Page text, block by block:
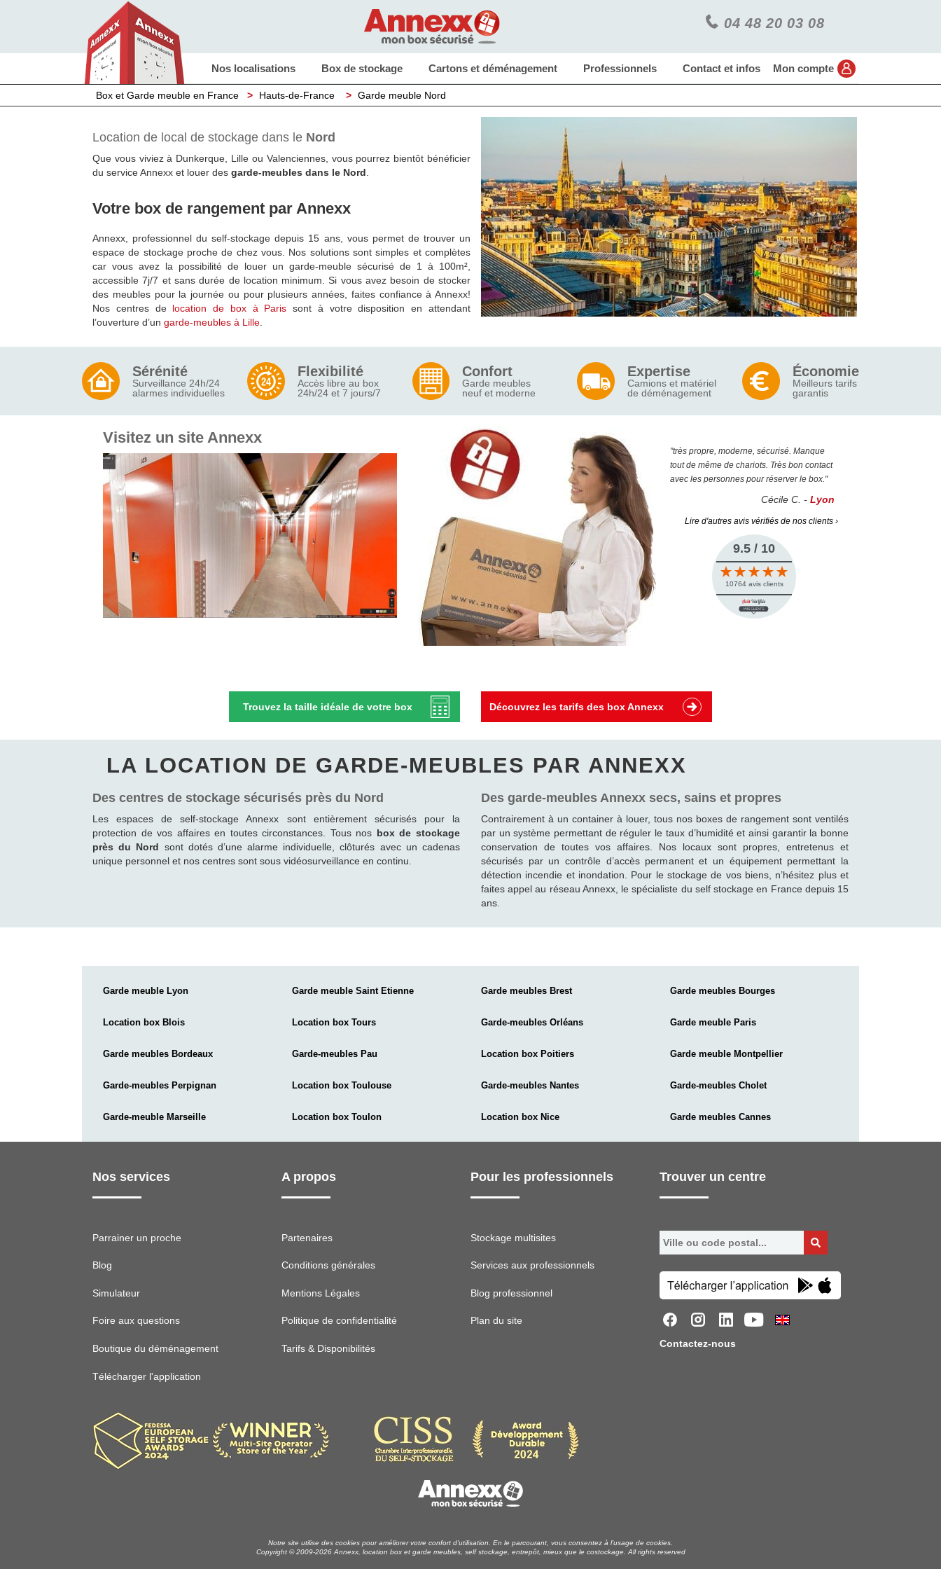
04 48 20 03 08
Nos localisations Box de stockage Cartons et déménagement Professionnels Contact et infos Mon compte
Box et Garde meuble en France > Hauts-de-France > Garde meuble Nord
Location de local de stockage dans le Nord
Que vous viviez à Dunkerque, Lille ou Valenciennes, vous pourrez bientôt bénéficier
du service Annexx et louer des garde-meubles dans le Nord
Votre box de rangement par Annexx
Annexx, professionnel du self-stockage depuis 15 ans, vous permet de trouver un
espace de stockage proche de chez vous. Nos solutions sont simples et complètes
car vous avez la possibilité de louer un garde-meuble sécurisé de 1 à 100m²,
accessible 7j/7 et sans durée de location minimum. Si vous avez besoin de stocker
des meubles pour la journée ou pour plusieurs années, faites confiance à Annexx!
Nos centres de location de box à Paris sont à votre disposition en attendant
l’ouverture d’un garde-meubles à Lille
Sérénité
Surveillance 24h/24
alarmes individuelles
Flexibilité
Accès libre au box
24h/24 et 7 jours/7
Confort
Garde meubles
neuf et moderne
Expertise
Camions et matériel
de déménagement
Économie
Meilleurs tarifs
garantis
Visitez un site Annexx
"très propre, moderne, sécurisé. Manque
tout de même de chariots. Très bon contact
avec les personnes pour réserver le box."
Cécile C. - Lyon
Lire d'autres avis vérifiés de nos clients ›
9.5 / 10
10764 avis clients
Trouvez la taille idéale de votre box Découvrez les tarifs des box Annexx
LA LOCATION DE GARDE-MEUBLES PAR ANNEXX
Des centres de stockage sécurisés près du Nord
Les espaces de self-stockage Annexx sont entièrement sécurisés pour la
protection de vos affaires en toutes circonstances. Tous nos box de stockage
près du Nord sont dotés d’une alarme individuelle, clôturés avec un cadenas
unique personnel et nos centres sont sous vidéosurveillance en continu.
Des garde-meubles Annexx secs, sains et propres
Contrairement à un container à louer, tous nos boxes de rangement sont ventilés
par un système permettant de réguler le taux d’humidité et ainsi garantir la bonne
conservation de toutes vos affaires. Nos locaux sont propres, entretenus et
sécurisés par un contrôle d’accès permanent et un équipement permettant la
détection incendie et inondation. Pour le stockage de vos biens, n’hésitez plus et
faites appel au réseau Annexx, le spécialiste du self stockage en France depuis 15
ans.
Garde meuble Lyon Garde meuble Saint Etienne Garde meubles Brest Garde meubles Bourges
Location box Blois Location box Tours Garde-meubles Orléans Garde meuble Paris
Garde meubles Bordeaux Garde-meubles Pau Location box Poitiers Garde meuble Montpellier
Garde-meubles Perpignan Location box Toulouse Garde-meubles Nantes Garde-meubles Cholet
Garde-meuble Marseille Location box Toulon Location box Nice Garde meubles Cannes
Nos services
Parrainer un proche
Blog
Simulateur
Foire aux questions
Boutique du déménagement
Télécharger l'application
A propos
Partenaires
Conditions générales
Mentions Légales
Politique de confidentialité
Tarifs & Disponibilités
Pour les professionnels
Stockage multisites
Services aux professionnels
Blog professionnel
Plan du site
Trouver un centre
Contactez-nous
Notre site utilise des cookies pour améliorer votre confort d'utilisation. En le parcourant, vous consentez à l'usage de cookies.
Copyright © 2009-2026 Annexx, location box et garde meubles, self stockage, entrepôt, mieux que le costockage. All rights reserved